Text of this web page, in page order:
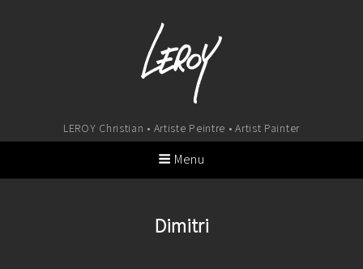
LEROY Christian • Artiste Peintre • Artist Painter
Menu
Dimitri